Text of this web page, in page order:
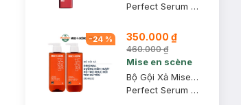
Perfect Serum Rose Perfume
-24 % 350.000 ₫
460.000 ₫
Mise en scène
Bộ Gội Xả Mise En Scène Hỗ Trợ Phục Hồi Tóc Hư Tổn 530mlx2
Perfect Serum Original (Shampoo + Conditioner)